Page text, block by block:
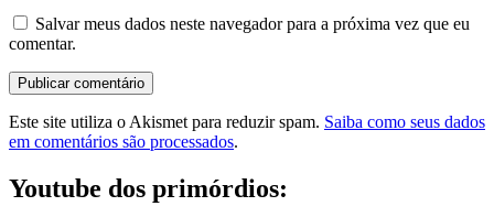
Salvar meus dados neste navegador para a próxima vez que eu
comentar.
Este site utiliza o Akismet para reduzir spam. Saiba como seus dados
em comentários são processados.
Youtube dos primórdios: